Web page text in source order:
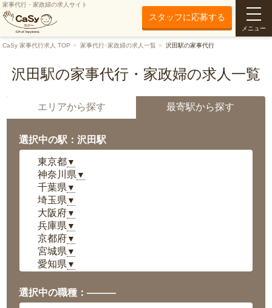
家事代行・家政婦の求人サイト
スタッフに応募する
メニュー
CaSy 家事代行求人 TOP 家事代行･家政婦の求人一覧 沢田駅の家事代行
沢田駅の家事代行・家政婦の求人一覧
エリアから探す 最寄駅から探す
選択中の駅：沢田駅
東京都▼
神奈川県 ▼
千葉県 ▼
埼玉県 ▼
大阪府▼
兵庫県 ▼
京都府▼
宮城県 ▼
愛知県 ▼
岡山県▼
広島県▼
選択中の職種：———